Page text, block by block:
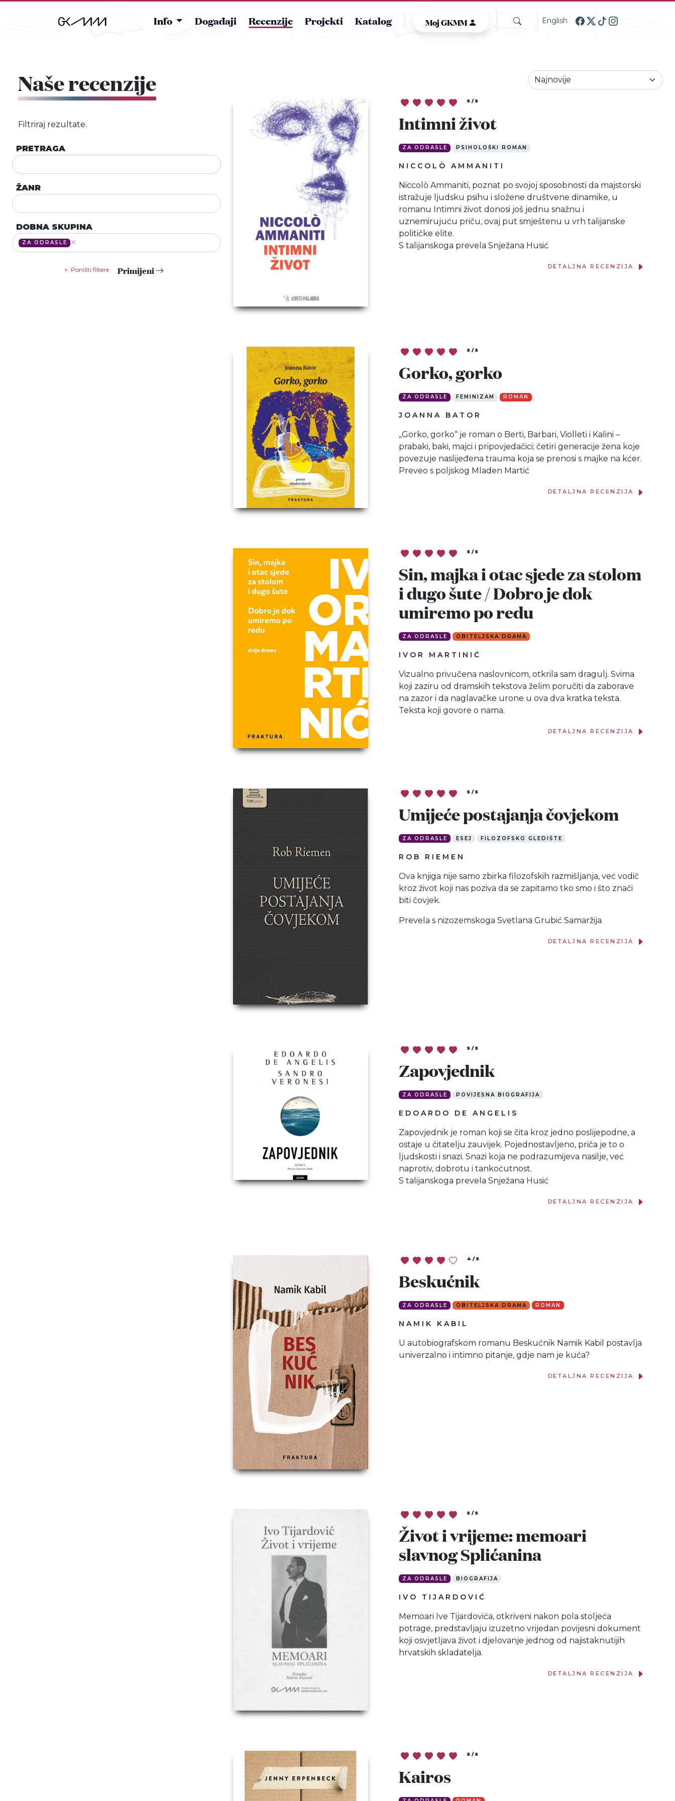
Info Događaji Recenzije Projekti Katalog Moj GKMM English
Naše recenzije
Filtriraj rezultate.
PRETRAGA
ŽANR
DOBNA SKUPINA
ZA ODRASLE
Poništi filtere Primijeni
5 / 5
Intimni život
ZA ODRASLE PSIHOLOŠKI ROMAN
NICCOLÒ AMMANITI
Niccolò Ammaniti, poznat po svojoj sposobnosti da majstorski
istražuje ljudsku psihu i složene društvene dinamike, u
romanu Intimni život donosi još jednu snažnu i
uznemirujuću priču, ovaj put smještenu u vrh talijanske
političke elite.
S talijanskoga prevela Snježana Husić
DETALJNA RECENZIJA
5 / 5
Gorko, gorko
ZA ODRASLE FEMINIZAM ROMAN
JOANNA BATOR
„Gorko, gorko“ je roman o Berti, Barbari, Violleti i Kalini –
prabaki, baki, majci i pripovjedačici; četiri generacije žena koje
povezuje naslijeđena trauma koja se prenosi s majke na kćer.
Preveo s poljskog Mladen Martić
DETALJNA RECENZIJA
5 / 5
Sin, majka i otac sjede za stolom
i dugo šute / Dobro je dok
umiremo po redu
ZA ODRASLE OBITELJSKA DRAMA
IVOR MARTINIĆ
Vizualno privučena naslovnicom, otkrila sam dragulj. Svima
koji zaziru od dramskih tekstova želim poručiti da zaborave
na zazor i da naglavačke urone u ova dva kratka teksta.
Teksta koji govore o nama.
DETALJNA RECENZIJA
5 / 5
Umijeće postajanja čovjekom
ZA ODRASLE ESEJ FILOZOFSKO GLEDIŠTE
ROB RIEMEN
Ova knjiga nije samo zbirka filozofskih razmišljanja, već vodič
kroz život koji nas poziva da se zapitamo tko smo i što znači
biti čovjek.
Prevela s nizozemskoga Svetlana Grubić Samaržija
DETALJNA RECENZIJA
5 / 5
Zapovjednik
ZA ODRASLE POVIJESNA BIOGRAFIJA
EDOARDO DE ANGELIS
Zapovjednik je roman koji se čita kroz jedno poslijepodne, a
ostaje u čitatelju zauvijek. Pojednostavljeno, priča je to o
ljudskosti i snazi. Snazi koja ne podrazumijeva nasilje, već
naprotiv, dobrotu i tankoćutnost.
S talijanskoga prevela Snježana Husić
DETALJNA RECENZIJA
4 / 5
Beskućnik
ZA ODRASLE OBITELJSKA DRAMA ROMAN
NAMIK KABIL
U autobiografskom romanu Beskućnik Namik Kabil postavlja
univerzalno i intimno pitanje, gdje nam je kuća?
DETALJNA RECENZIJA
5 / 5
Život i vrijeme: memoari
slavnog Splićanina
ZA ODRASLE BIOGRAFIJA
IVO TIJARDOVIĆ
Memoari Ive Tijardovića, otkriveni nakon pola stoljeća
potrage, predstavljaju izuzetno vrijedan povijesni dokument
koji osvjetljava život i djelovanje jednog od najistaknutijih
hrvatskih skladatelja.
DETALJNA RECENZIJA
5 / 5
Kairos